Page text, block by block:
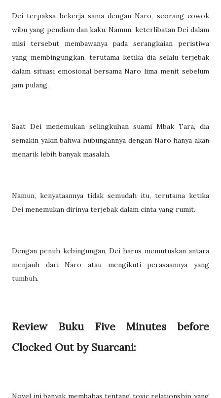
Dei terpaksa bekerja sama dengan Naro, seorang cowok
wibu yang pendiam dan kaku. Namun, keterlibatan Dei dalam
misi tersebut membawanya pada serangkaian peristiwa
yang membingungkan, terutama ketika dia selalu terjebak
dalam situasi emosional bersama Naro lima menit sebelum
jam pulang.
Saat Dei menemukan selingkuhan suami Mbak Tara, dia
semakin yakin bahwa hubungannya dengan Naro hanya akan
menarik lebih banyak masalah.
Namun, kenyataannya tidak semudah itu, terutama ketika
Dei menemukan dirinya terjebak dalam cinta yang rumit.
Dengan penuh kebingungan, Dei harus memutuskan antara
menjauh dari Naro atau mengikuti perasaannya yang
tumbuh.
Review Buku Five Minutes before
Clocked Out by Suarcani:
Novel ini banyak membahas tentang toxic relationship yang